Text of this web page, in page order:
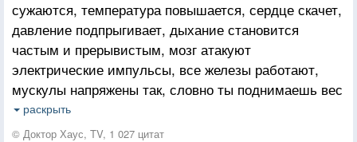
сужаются, температура повышается, сердце скачет,
давление подпрыгивает, дыхание становится
частым и прерывистым, мозг атакуют
электрические импульсы, все железы работают,
мускулы напряжены так, словно ты поднимаешь вес
в три раза больше собственного. Это ужасно,
и некрасиво, и безнравственно. И если Господь не
раскрыть
© Доктор Хаус, TV, 1 027 цитат